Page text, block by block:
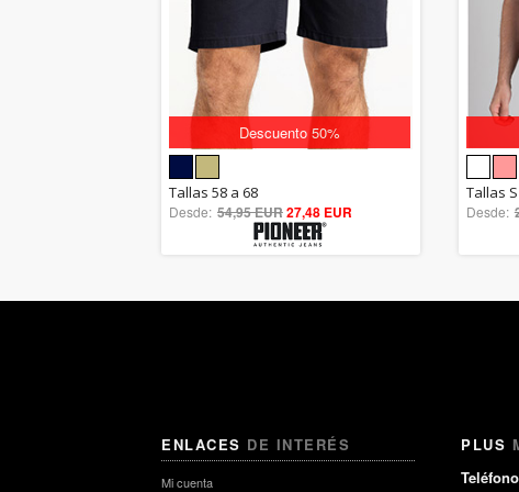
Descuento 50%
5.00
out of 5
Tallas 58 a 68
Desde: 54,95 EUR27,48 EUR
Tallas
Desde:
ENLACES DE INTERÉS
Mi cuenta
PLUS